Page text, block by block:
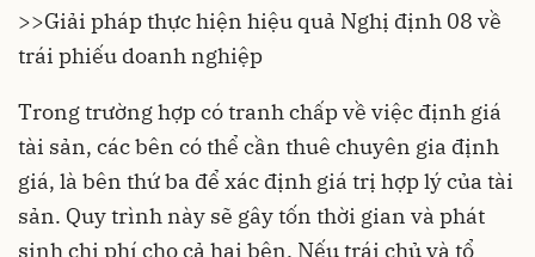
>>Giải pháp thực hiện hiệu quả Nghị định 08 về
trái phiếu doanh nghiệp
Trong trường hợp có tranh chấp về việc định giá
tài sản, các bên có thể cần thuê chuyên gia định
giá, là bên thứ ba để xác định giá trị hợp lý của tài
sản. Quy trình này sẽ gây tốn thời gian và phát
sinh chi phí cho cả hai bên. Nếu trái chủ và tổ